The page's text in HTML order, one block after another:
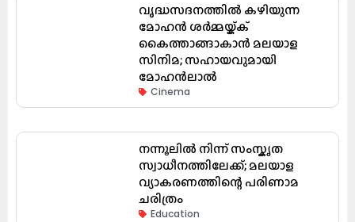
വൃദ്ധസദനത്തിൽ കഴിയുന്ന
മോഹൻ ശർമ്മയ്ക്ക്
കൈത്താങ്ങാകാൻ മലയാള
സിനിമ; സഹായവുമായി
മോഹൻലാൽ
Cinema
നന്നൂലിൽ നിന്ന് സംസ്കൃത
സ്വാധീനത്തിലേക്ക്; മലയാള
വ്യാകരണത്തിന്റെ പരിണാമ
ചരിത്രം
Education